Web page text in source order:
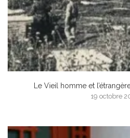
Le Vieil homme et
19 octobre